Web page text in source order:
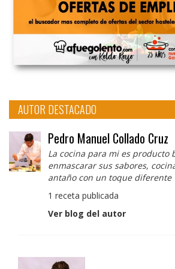
AUTOR DESTACADO
Pedro Manuel Collado Cruz
La cocina para mi es producto
enmascarar sus sabores,
antaño con un toque diferente
1 receta publicada
Ver blog del autor